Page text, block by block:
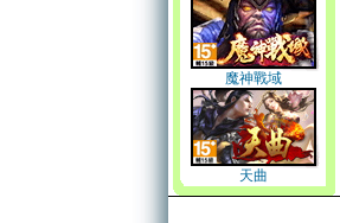
魔神戰域
天曲